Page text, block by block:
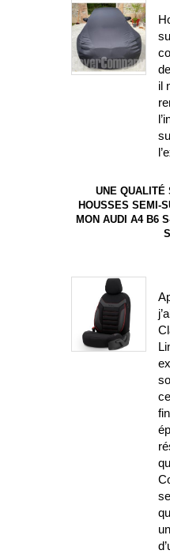
il
UNE QUALITÉ
HOUSSES SEMI-
MON AUDI A4 B6